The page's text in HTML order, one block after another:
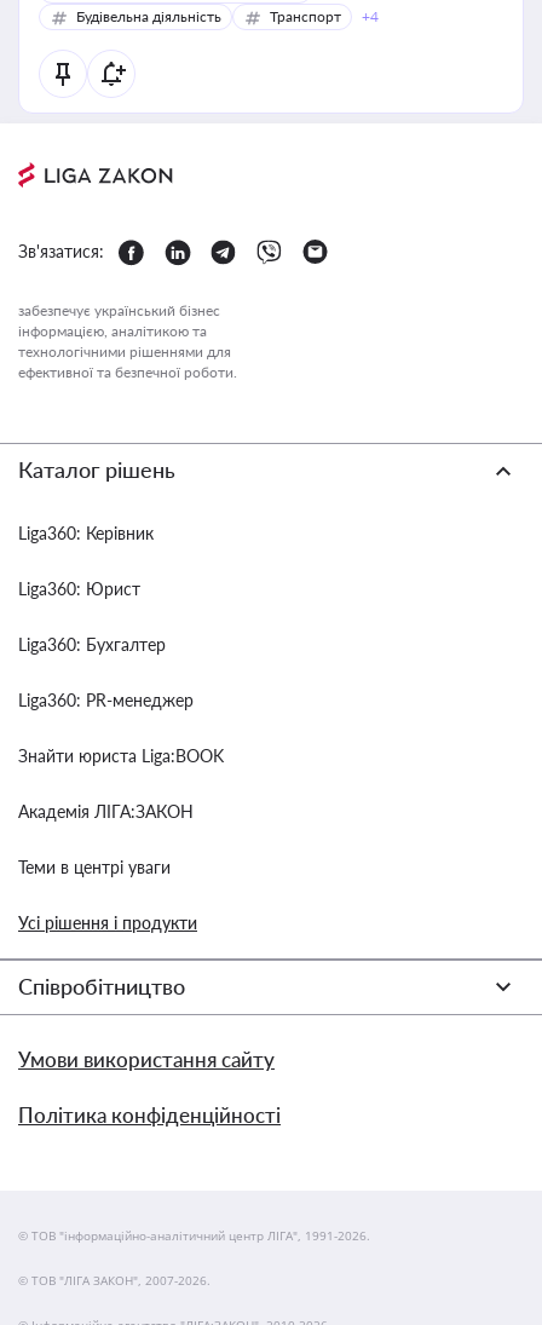
Будівельна діяльність
Транспорт +4
Зв'язатися:
забезпечує український бізнес
інформацією, аналітикою та
технологічними рішеннями для
ефективної та безпечної роботи.
Каталог рішень
Liga360: Керівник
Liga360: Юрист
Liga360: Бухгалтер
Liga360: PR-менеджер
Знайти юриста Liga:BOOK
Академія ЛІГА:ЗАКОН
Теми в центрі уваги
Усі рішення і продукти
Співробітництво
Умови використання сайту
Політика конфіденційності
© ТОВ "інформаційно-аналітичний центр ЛІГА", 1991-2026.
© ТОВ "ЛІГА ЗАКОН", 2007-2026.